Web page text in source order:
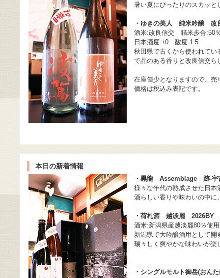
暑い夏にぴったりのスカッと
・ゆきの美人 純米吟醸 改
酒米:改良信交 精米歩合:50
日本酒度:±0 酸度:1.5
秋田県で古くから使われて
で品のある香りと改良信交
在庫僅少となりますので、
価格は税込み表記です。
本日の新着情報
・黒龍 Assemblage 跡-宇
様々な年代の熟成させた日
酒らしい香りや味わいの中
・荷札酒 越淡麗 2026BY
酒米:新潟県産越淡麗80％使
新潟県で大吟醸酒用として
瑞々しく爽やかな味わいが楽
・シングルモルト御岳(おん